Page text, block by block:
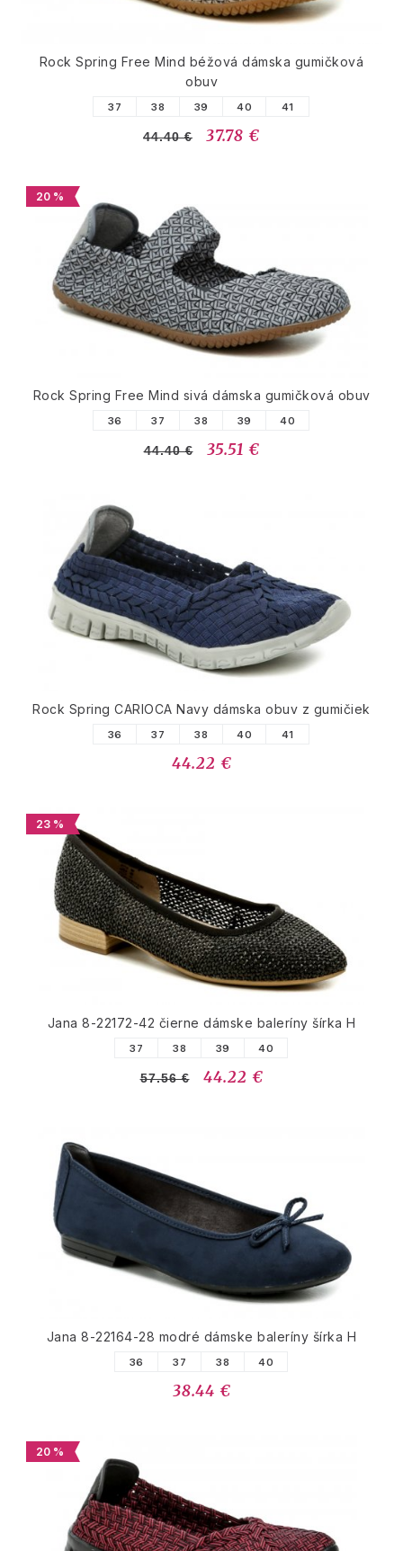
Rock Spring Free Mind béžová dámska gumičková
obuv
37 38 39 40 41
44.40 € 37.78 €
20 %
Rock Spring Free Mind sivá dámska gumičková obuv
36 37 38 39 40
44.40 € 35.51 €
Rock Spring CARIOCA Navy dámska obuv z gumičiek
36 37 38 40 41
44.22 €
23 %
Jana 8-22172-42 čierne dámske baleríny šírka H
37 38 39 40
57.56 € 44.22 €
Jana 8-22164-28 modré dámske baleríny šírka H
36 37 38 40
38.44 €
20 %